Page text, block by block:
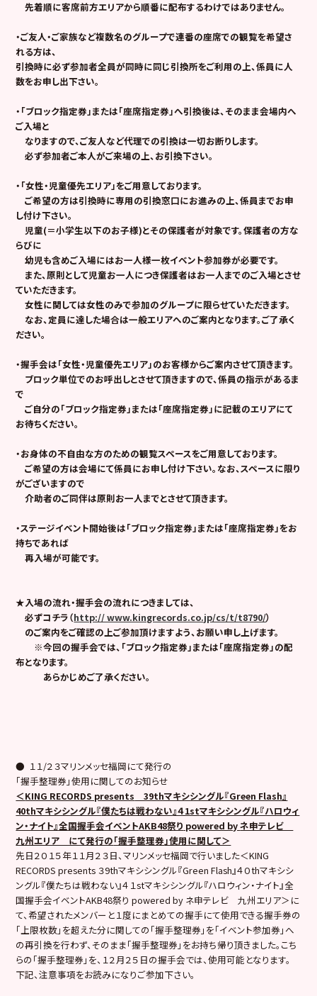
先着順に客席前方エリアから順番に配布するわけではありません。
・ご友人・ご家族など複数名のグループで連番の座席での観覧を希望さ
れる方は、
引換時に必ず参加者全員が同時に同じ引換所をご利用の上、係員に人
数をお申し出下さい。
・ 「ブロック指定券」または「座席指定券」へ引換後は、そのまま会場内へ
ご入場と
なりますので、ご友人など代理での引換は一切お断りします。
必ず参加者ご本人がご来場の上、お引換下さい。
・「女性・児童優先エリア」をご用意しております。
ご希望の方は引換時に専用の引換窓口にお進みの上、係員までお申
し付け下さい。
児童(＝小学生以下のお子様)とその保護者が対象です。保護者の方な
らびに
幼児も含めご入場にはお一人様一枚イベント参加券が必要です。
また、原則として児童お一人につき保護者はお一人までのご入場とさせ
ていただきます。
女性に関しては女性のみで参加のグループに限らせていただきます。
なお、定員に達した場合は一般エリアへのご案内となります。ご了承く
ださい。
・握手会は「女性・児童優先エリア」のお客様からご案内させて頂きます。
ブロック単位でのお呼出しとさせて頂きますので、係員の指示があるま
で
ご自分の「ブロック指定券」または「座席指定券」に記載のエリアにて
お待ちください。
・お身体の不自由な方のための観覧スペースをご用意しております。
ご希望の方は会場にて係員にお申し付け下さい。なお、スペースに限り
がございますので
介助者のご同伴は原則お一人までとさせて頂きます。
・ステージイベント開始後は「ブロック指定券」または「座席指定券」をお
持ちであれば
再入場が可能です。
★入場の流れ・握手会の流れにつきましては、
必ずコチラ（http:// www.kingrecords.co.jp/cs/t/t8790/）
のご案内をご確認の上ご参加頂けますよう、お願い申し上げます。
※今回の握手会では、「ブロック指定券」または「座席指定券」の配
布となります。
あらかじめご了承ください。
● １１/２３マリンメッセ福岡にて発行の
「握手整理券」使用に関してのお知らせ
＜KING RECORDS presents 39thマキシシングル『Green Flash』
40thマキシシングル『僕たちは戦わない』４1stマキシシングル『ハロウィ
ン・ナイト』全国握手会イベントAKB48祭り powered byネ申テレビ
九州エリア にて発行の「握手整理券 」使用に関して＞
先日２０１５年１１月２３日、マリンメッセ福岡で行いました＜KING
RECORDS presents ３9thマキシシングル『Green Flash』４０thマキシシ
ングル『僕たちは戦わない』４１stマキシシングル『ハロウィン・ナイト』全
国握手会イベントAKB48祭り powered by ネ申テレビ 九州エリア＞に
て、希望されたメンバーと１度にまとめての握手にて使用できる握手券の
「上限枚数」を超えた分に関しての「握手整理券」を「イベント参加券」へ
の再引換を行わず、そのまま「握手整理券」をお持ち帰り頂きました。こち
らの「握手整理券」を、１２月２５日の握手会では、使用可能となります。
下記、注意事項をお読みになりご参加下さい。